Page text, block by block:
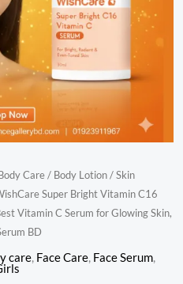
Care/ Body Lotion/Skin
Super Bright Vitamin C16
Vitamin C Serum for Glowing Skin,
BD
care, Face Care, Face Serum,